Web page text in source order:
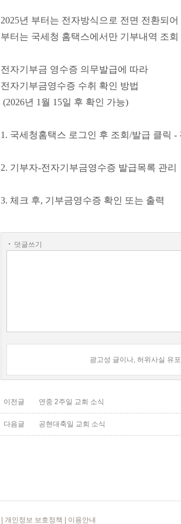
2025년 부터는 전자방식으로 전면 전환되
부터는 국세청 홈택스에서만 기부내역 조
전자기부금 영수증 의무발급에 따라
전자기부금영수증 수취 확인 방법
(2026년 1월 15일 후 확인 가능)
1. 국세청홈택스 로그인 후 조회/발급 클릭
2. 기부자-전자기부금영수증 발급목록 관리
3. 체크 후, 기부금영수증 확인 또는 출력
덧글쓰기
광고성 글이나, 허위사실 유
이전글 연중 2주일 교회 소식
다음글 공현대축일 교회 소식
개인정보 보호정책 이용안내